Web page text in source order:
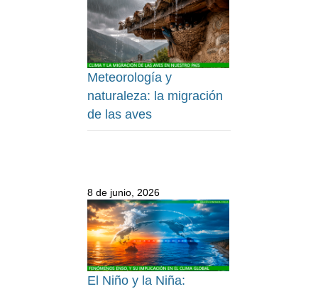
Meteorología y
naturaleza: la migración
de las aves
8 de junio, 2026
El Niño y la Niña: